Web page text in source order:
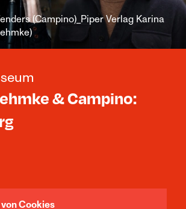
(Campino)_Piper Verlag Karina
& Campino:
Cookies